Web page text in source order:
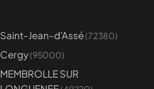
Saint-Jean-d'Assé(72380)
Cergy(95000)
MEMBROLLE SUR